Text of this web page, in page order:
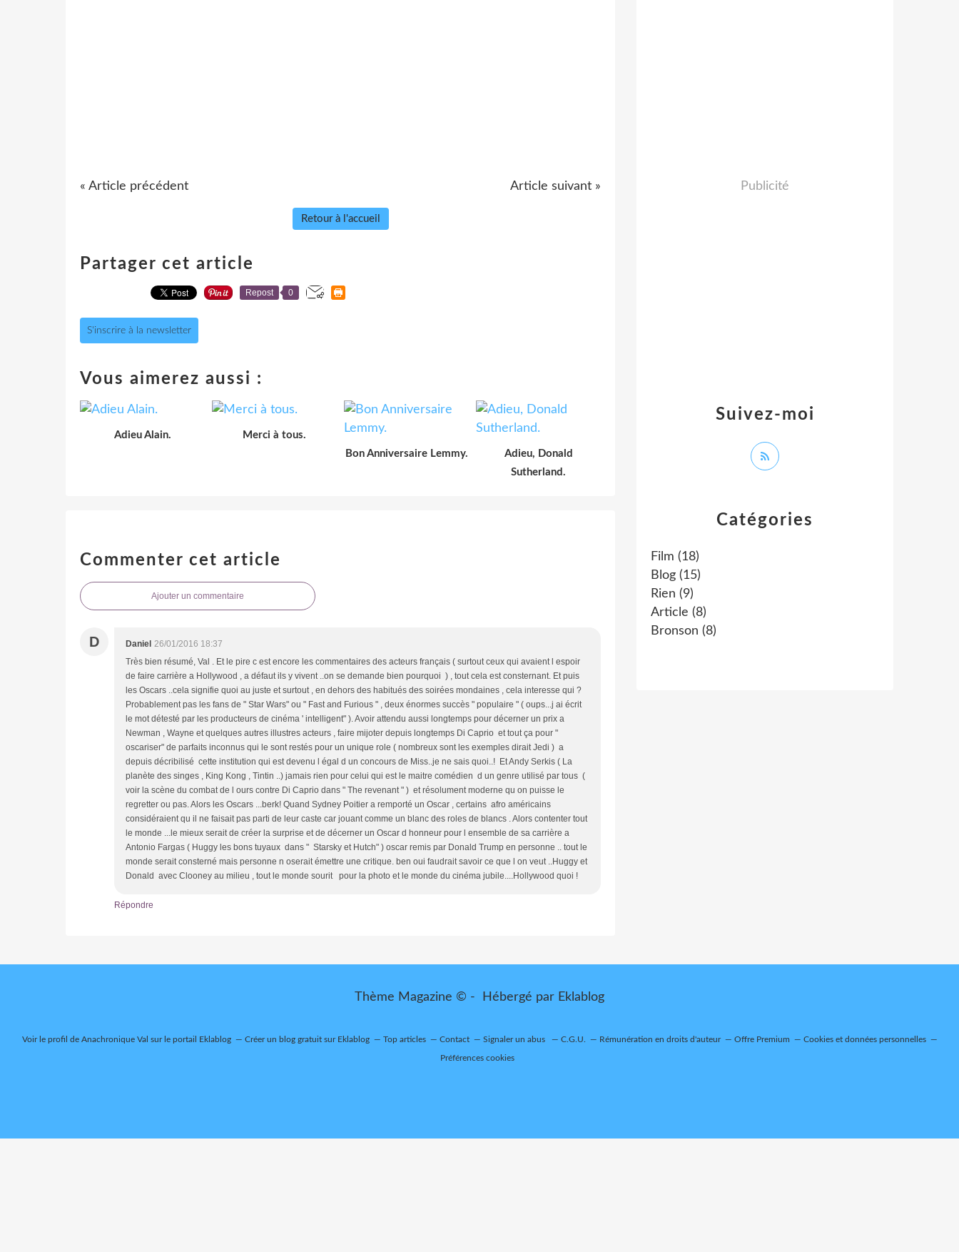
« Article précédent Article suivant »
Retour à l'accueil
Partager cet article
Repost 0
S'inscrire à la newsletter
Vous aimerez aussi :
Adieu Alain.
Merci à tous.
Bon Anniversaire Lemmy.
Adieu, Donald
Sutherland.
Commenter cet article
Ajouter un commentaire
D Daniel 26/01/2016 18:37
Très bien résumé, Val . Et le pire c est encore les commentaires des acteurs français ( surtout ceux qui avaient l espoir
de faire carrière a Hollywood , a défaut ils y vivent ..on se demande bien pourquoi ) , tout cela est consternant. Et puis
les Oscars ..cela signifie quoi au juste et surtout , en dehors des habitués des soirées mondaines , cela interesse qui ?
Probablement pas les fans de " Star Wars" ou " Fast and Furious " , deux énormes succès " populaire " ( oups...j ai écrit
le mot détesté par les producteurs de cinéma ' intelligent" ). Avoir attendu aussi longtemps pour décerner un prix a
Newman , Wayne et quelques autres illustres acteurs , faire mijoter depuis longtemps Di Caprio et tout ça pour "
oscariser" de parfaits inconnus qui le sont restés pour un unique role ( nombreux sont les exemples dirait Jedi ) a
depuis décribilisé cette institution qui est devenu l égal d un concours de Miss..je ne sais quoi..! Et Andy Serkis ( La
planète des singes , King Kong , Tintin ..) jamais rien pour celui qui est le maitre comédien d un genre utilisé par tous (
voir la scène du combat de l ours contre Di Caprio dans " The revenant " ) et résolument moderne qu on puisse le
regretter ou pas. Alors les Oscars ...berk! Quand Sydney Poitier a remporté un Oscar , certains afro américains
considéraient qu il ne faisait pas parti de leur caste car jouant comme un blanc des roles de blancs . Alors contenter tout
le monde ...le mieux serait de créer la surprise et de décerner un Oscar d honneur pour l ensemble de sa carrière a
Antonio Fargas ( Huggy les bons tuyaux dans " Starsky et Hutch" ) oscar remis par Donald Trump en personne .. tout le
monde serait consterné mais personne n oserait émettre une critique. ben oui faudrait savoir ce que l on veut ..Huggy et
Donald avec Clooney au milieu , tout le monde sourit pour la photo et le monde du cinéma jubile....Hollywood quoi !
Répondre
Catégories
Film (18)
Blog (15)
Rien (9)
Article (8)
Bronson (8)
Suivez-moi
Publicité
Thème Magazine © - Hébergé par Eklablog
Voir le profil de Anachronique Val sur le portail Eklablog Créer un blog gratuit sur Eklablog Top articles Contact Signaler un abus C.G.U. Rémunération en droits d'auteur Offre Premium Cookies et données personnelles
Préférences cookies